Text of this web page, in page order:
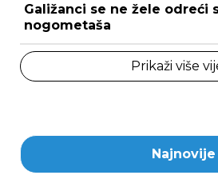
Galižanci se ne žele odreći
nogometaša
Prikaži više
Najnovije